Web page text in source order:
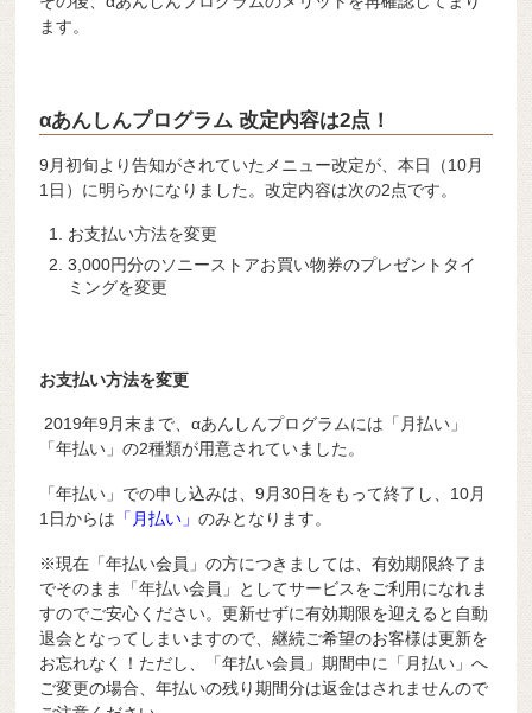
ます。
αあんしんプログラム 改定内容は2点！
9月初旬より告知がされていたメニュー改定が、本日（10月
1日）に明らかになりました。改定内容は次の2点です。
お支払い方法を変更
3,000円分のソニーストアお買い物券のプレゼントタイ
ミングを変更
お支払い方法を変更
2019年9月末まで、αあんしんプログラムには「月払い」
「年払い」の2種類が用意されていました。
「年払い」での申し込みは、9月30日をもって終了し、10月
1日からは 「月払い」のみとなります。
※現在「年払い会員」の方につきましては、有効期限終了ま
でそのまま「年払い会員」としてサービスをご利用になれま
すのでご安心ください。更新せずに有効期限を迎えると自動
退会となってしまいますので、継続ご希望のお客様は更新を
お忘れなく！ただし、「年払い会員」期間中に「月払い」へ
ご変更の場合、年払いの残り期間分は返金はされませんので